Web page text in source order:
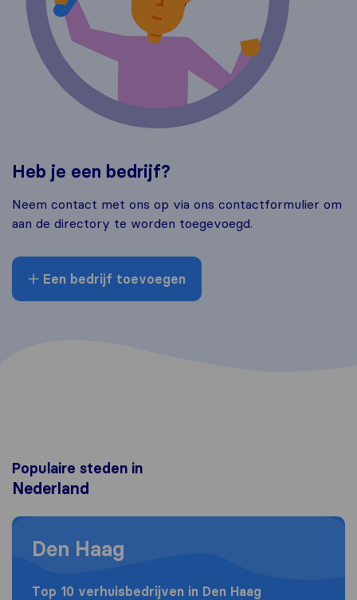
Heb je een bedrijf?
Neem contact met ons op via ons contactformulier om
aan de directory te worden toegevoegd.
Een bedrijf toevoegen
Populaire steden in
Nederland
Moving to Den Haag
Den Haag
Top 10 verhuisbedrijven in Den Haag